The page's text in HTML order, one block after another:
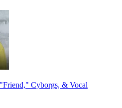
Cyborgs, & Vocal